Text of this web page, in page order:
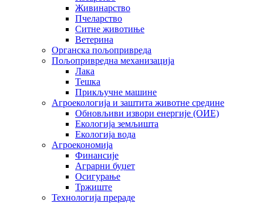
Живинарство
Пчеларство
Ситне животиње
Ветерина
Органска пољопривреда
Пољопривредна механизација
Лака
Тешка
Прикључне машине
Агроекологија и заштита животне средине
Обновљиви извори енергије (ОИЕ)
Екологија земљишта
Екологија вода
Агроекономија
Финансије
Аграрни буџет
Осигурање
Тржиште
Технологија прераде